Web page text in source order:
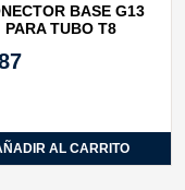
BASE G13
PARA TUBO T8
AL CARRITO